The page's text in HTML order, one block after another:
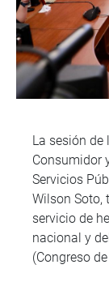
La sesión de
Consumidor
Servicios
Wilson Soto,
servicio de
nacional y
(Congreso